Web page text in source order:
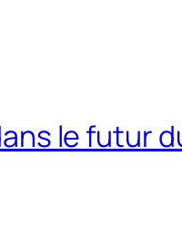
le futur